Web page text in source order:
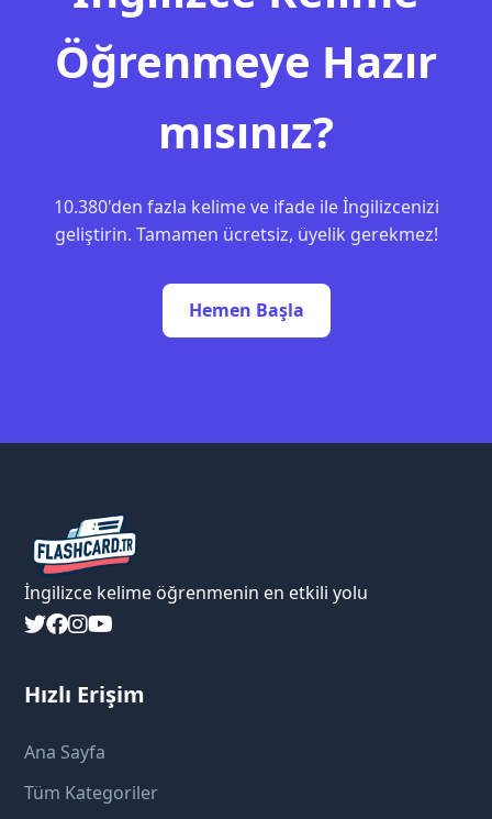
Öğrenmeye Hazır
mısınız?
10.380'den fazla kelime ve ifade ile İngilizcenizi
geliştirin. Tamamen ücretsiz, üyelik gerekmez!
Hemen Başla
İngilizce kelime öğrenmenin en etkili yolu
Hızlı Erişim
Ana Sayfa
Tüm Kategoriler